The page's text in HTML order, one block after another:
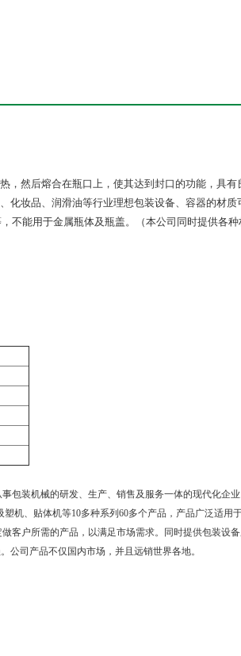
然后熔合在瓶口上，使其达到封口的功能，具有
化妆品、润滑油等行业理想包装设备、容器的材质
，不能用于金属瓶体及瓶盖。（本公司同时提供各
包装机械的研发、生产、销售及服务一体的现代化企
机、贴体机等10多种系列60多个产品，产品广泛适用
客户所需的产品，以满足市场需求。同时提供包装设
公司产品不仅国内市场，并且远销世界各地。